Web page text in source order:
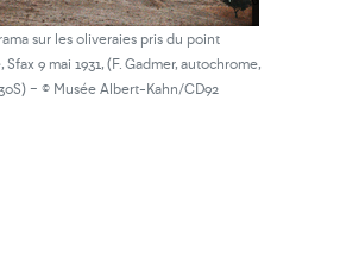
sur les oliveraies pris du point
9 mai 1931, (F. Gadmer, autochrome,
- © Musée Albert-Kahn/CD92